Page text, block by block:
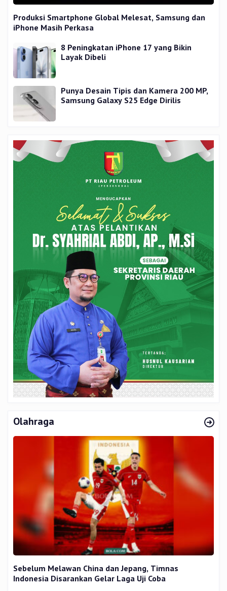
Produksi Smartphone Global Melesat, Samsung dan
iPhone Masih Perkasa
8 Peningkatan iPhone 17 yang Bikin
Layak Dibeli
Punya Desain Tipis dan Kamera 200 MP,
Samsung Galaxy S25 Edge Dirilis
Olahraga
Sebelum Melawan China dan Jepang, Timnas
Indonesia Disarankan Gelar Laga Uji Coba